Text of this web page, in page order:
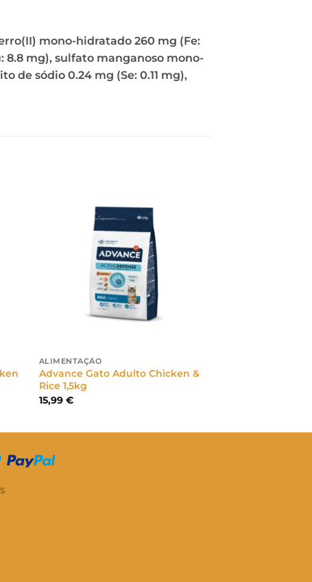
mono-hidratado 260 mg (Fe:
8.8 mg), sulfato manganoso mono-
de sódio 0.24 mg (Se: 0.11 mg),
ALIMENTAÇÃO
Advance Gato Adulto Chicken &
Rice 1,5kg
15,99 €